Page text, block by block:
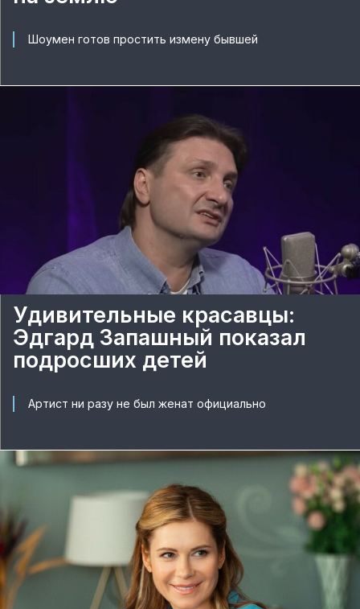
Шоумен готов простить измену бывшей
Удивительные красавцы:
Эдгард Запашный показал
подросших детей
Артист ни разу не был женат официально